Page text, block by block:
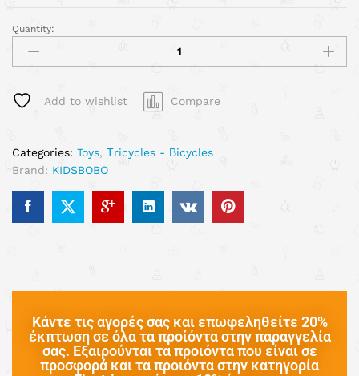
Quantity:
Add to wishlist Compare
Categories: Toys, Τricycles - Βicycles
Brand: KIDSBOBO
Κάντε τις αγορές σας και επωφεληθείτε 20%
έκπτωση σε όλα τα προίόντα στην παραγγελία
σας. Εξαιρούνται τα προιόντα που είναι σε
προσφορά και τα προιόντα στην κατηγορία